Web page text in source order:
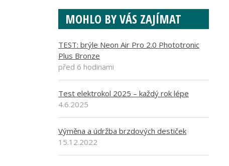
MOHLO BY VÁS ZAJÍMAT
TEST: brýle Neon Air Pro 2.0 Phototronic
Plus Bronze
před 6 hodinami
Test elektrokol 2025 – každý rok lépe
4.6.2025
Výměna a údržba brzdových destiček
15.12.2022